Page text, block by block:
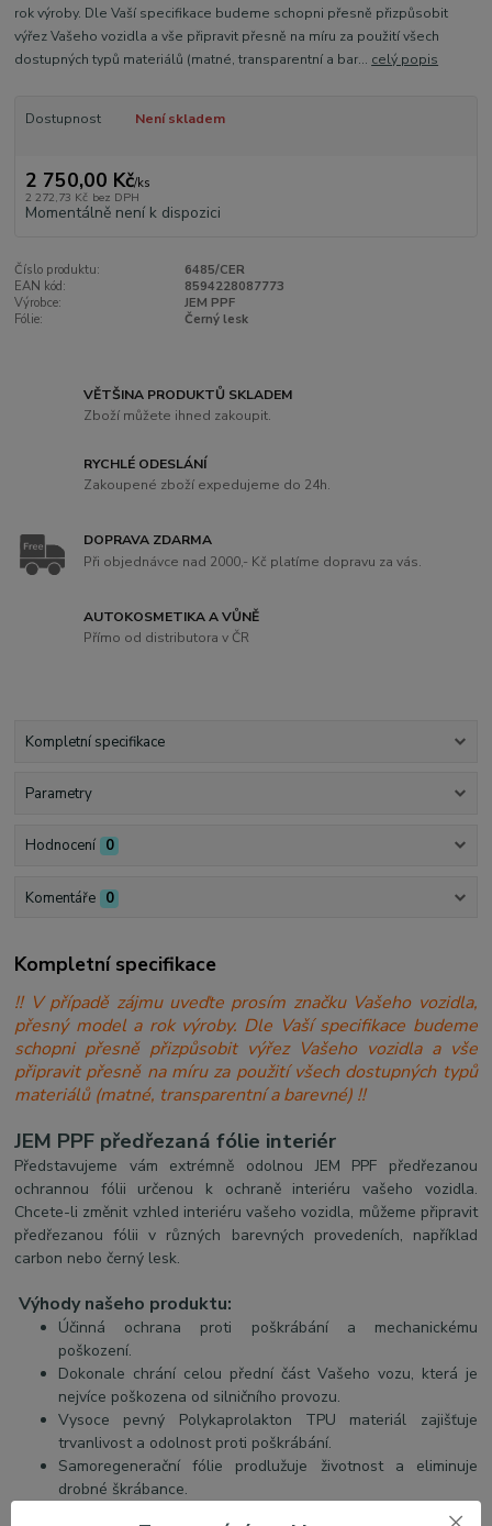
rok výroby. Dle Vaší specifikace budeme schopni přesně přizpůsobit
výřez Vašeho vozidla a vše připravit přesně na míru za použití všech
dostupných typů materiálů (matné, transparentní a bar... celý popis
Dostupnost Není skladem
2 750,00 Kč/ks
2 272,73 Kč bez DPH
Momentálně není k dispozici
Číslo produktu:
6485/CER
EAN kód:
8594228087773
Výrobce:
JEM PPF
Fólie:
Černý lesk
VĚTŠINA PRODUKTŮ SKLADEM
Zboží můžete ihned zakoupit.
RYCHLÉ ODESLÁNÍ
Zakoupené zboží expedujeme do 24h.
DOPRAVA ZDARMA
Při objednávce nad 2000,- Kč platíme dopravu za vás.
AUTOKOSMETIKA A VŮNĚ
Přímo od distributora v ČR
Kompletní specifikace
Parametry
Hodnocení 0
Komentáře 0
Kompletní specifikace
!! V případě zájmu uveďte prosím značku Vašeho vozidla,
přesný model a rok výroby. Dle Vaší specifikace budeme
schopni přesně přizpůsobit výřez Vašeho vozidla a vše
připravit přesně na míru za použití všech dostupných typů
materiálů (matné, transparentní a barevné) !!
JEM PPF předřezaná fólie interiér
Představujeme vám extrémně odolnou JEM PPF předřezanou
ochrannou fólii určenou k ochraně interiéru vašeho vozidla.
Chcete-li změnit vzhled interiéru vašeho vozidla, můžeme připravit
předřezanou fólii v různých barevných provedeních, například
carbon nebo černý lesk.
Výhody našeho produktu:
Účinná ochrana proti poškrábání a mechanickému
poškození.
Dokonale chrání celou přední část Vašeho vozu, která je
nejvíce poškozena od silničního provozu.
Vysoce pevný Polykaprolakton TPU materiál zajišťuje
trvanlivost a odolnost proti poškrábání.
Samoregenerační fólie prodlužuje životnost a eliminuje
drobné škrábance.